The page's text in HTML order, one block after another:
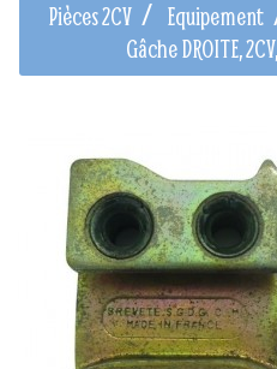
Pièces 2CV
Equipement
Gâche DROITE,